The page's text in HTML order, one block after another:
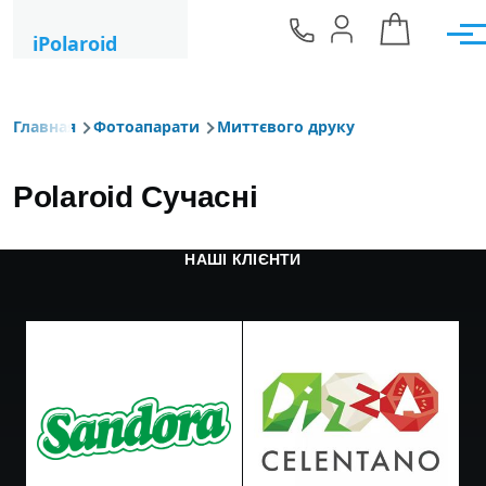
iPolaroid
Строка навигации
Главная Фотоапарати Миттєвого друку
Polaroid Сучасні
НАШІ КЛІЄНТИ